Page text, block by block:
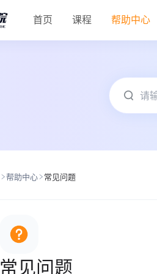
首页 课程 帮助中心
帮助中心 常见问题
常见问题